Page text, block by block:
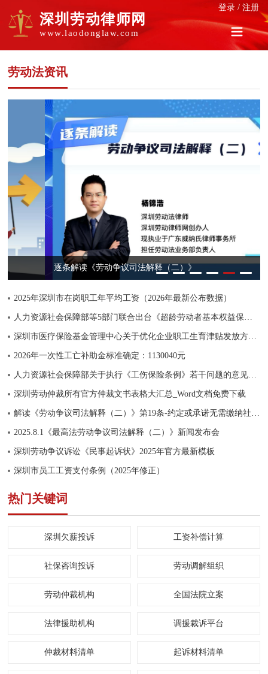
登录 / 注册
深圳劳动律师网
www.laodonglaw.com
劳动法资讯
逐条解读《劳动争议司法解释（二）》
2025年深圳市在岗职工年平均工资（2026年最新公布数据）
人力资源社会保障部等5部门联合出台《超龄劳动者基本权益保障暂行规定》
深圳市医疗保险基金管理中心关于优化企业职工生育津贴发放方式的通知
2026年一次性工亡补助金标准确定：1130040元
人力资源社会保障部关于执行《工伤保险条例》若干问题的意见（三）
深圳劳动仲裁所有官方仲裁文书表格大汇总_Word文档免费下载
解读《劳动争议司法解释（二）》第19条-约定或承诺无需缴纳社保无效
2025.8.1《最高法劳动争议司法解释（二）》新闻发布会
深圳劳动争议诉讼《民事起诉状》2025年官方最新模板
深圳市员工工资支付条例（2025年修正）
热门关键词
深圳欠薪投诉 工资补偿计算
社保咨询投诉 劳动调解组织
劳动仲裁机构 全国法院立案
法律援助机构 调援裁诉平台
仲裁材料清单 起诉材料清单